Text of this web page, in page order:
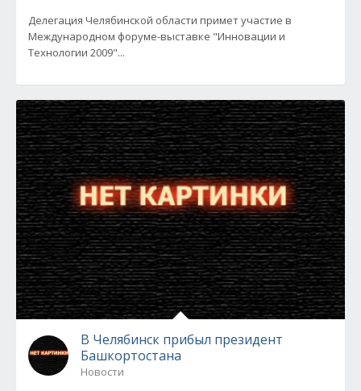
Делегация Челябинской области примет участие в
Международном форуме-выставке "Инновации и
Технологии 2009"...
В Челябинск прибыл президент
Башкортостана
Новости